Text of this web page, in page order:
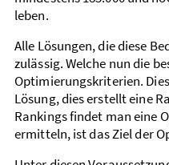
leben.
Alle Lösungen, die diese
zulässig. Welche nun die
Optimierungs­kriterien.
Lösung, dies erstellt eine
Rankings findet man eine
ermitteln, ist das Ziel der